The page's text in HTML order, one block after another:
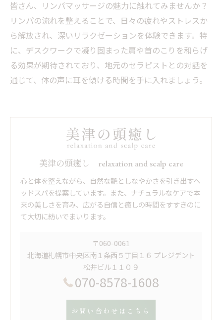
皆さん、リンパマッサージの魅力に触れてみませんか？
リンパの流れを整えることで、日々の疲れやストレスか
ら解放され、深いリラクゼーションを体験できます。特
に、デスクワークで凝り固まった肩や首のこりを和らげ
る効果が期待されており、地元のセラピストとの対話を
通じて、体の声に耳を傾ける時間を手に入れましょう。
美津の頭癒し relaxation and scalp care
心と体を整えながら、自然な艶としなやかさを引き出すヘ
ッドスパを提案しています。また、ナチュラルなケアで本
来の美しさを育み、広がる自信と癒しの時間をすすきのに
て大切に紡いでまいります。
〒060-0061
北海道札幌市中央区南１条西５丁目１６ プレジデント
松井ビル１１０９
070-8578-1608
お問い合わせはこちら